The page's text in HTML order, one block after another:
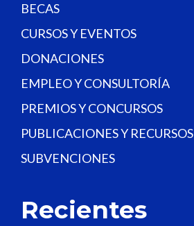
BECAS
CURSOS Y EVENTOS
DONACIONES
EMPLEO Y CONSULTORÍA
PREMIOS Y CONCURSOS
PUBLICACIONES Y RECURSOS
SUBVENCIONES
Recientes